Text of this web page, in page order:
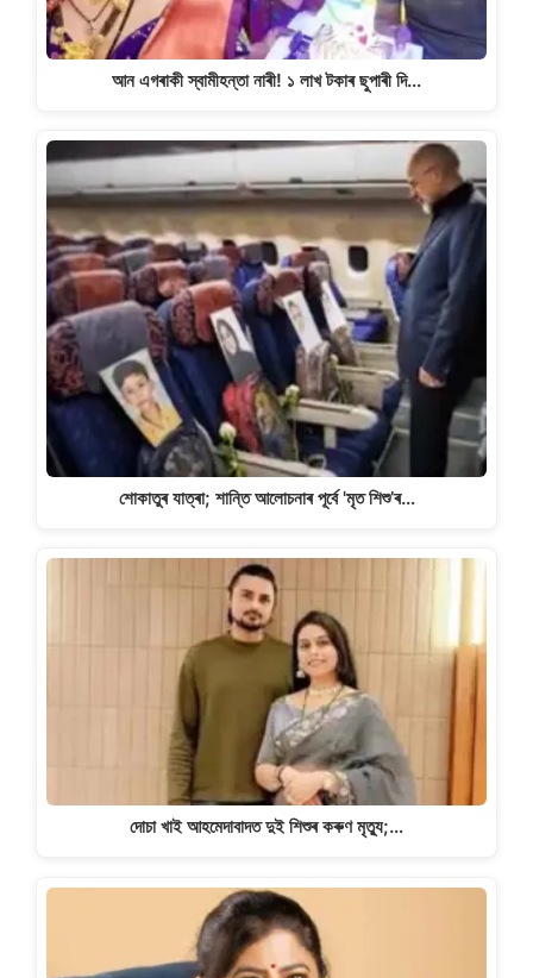
আন এগৰাকী স্বামীহন্তা নাৰী! ১ লাখ টকাৰ ছুপাৰী দি…
শোকাতুৰ যাত্ৰা; শান্তি আলোচনাৰ পূৰ্বে 'মৃত শিশু’ৰ…
দোচা খাই আহমেদাবাদত দুই শিশুৰ কৰুণ মৃত্যু;…